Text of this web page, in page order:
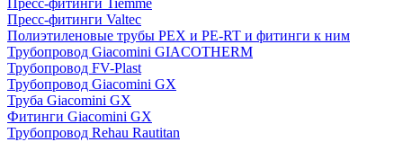
Пресс-фитинги Valtec
Полиэтиленовые трубы PEX и PE-RT и фитинги к ним
Трубопровод Giacomini GIACOTHERM
Трубопровод FV-Plast
Трубопровод Giacomini GX
Труба Giacomini GX
Фитинги Giacomini GX
Трубопровод Rehau Rautitan